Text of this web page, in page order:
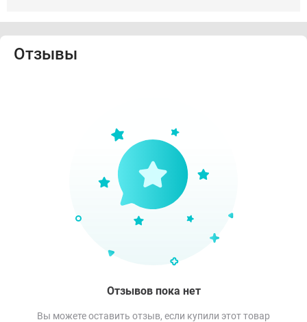
Отзывы
Отзывов пока нет
Вы можете оставить отзыв, если купили этот товар